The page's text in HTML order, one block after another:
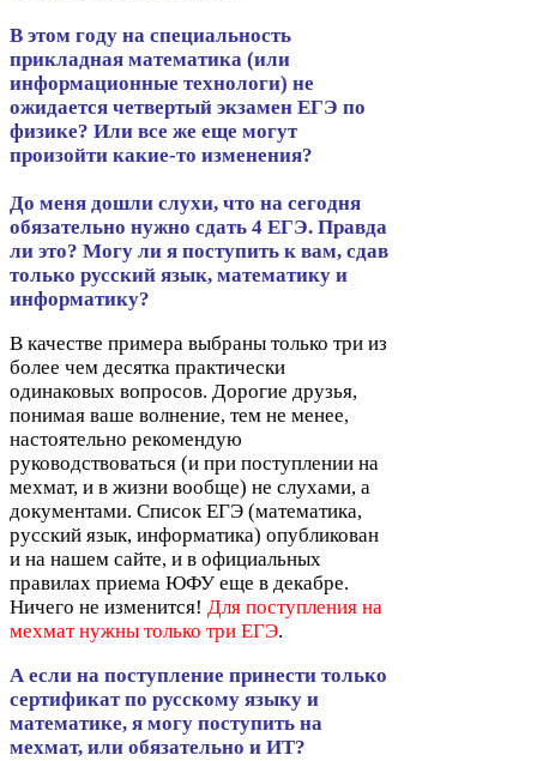
В этом году на специальность
прикладная математика (или
информационные технологи) не
ожидается четвертый экзамен ЕГЭ по
физике? Или все же еще могут
произойти какие-​то изменения?
До меня дошли слухи, что на сегодня
обязательно нужно сдать 4 ЕГЭ. Правда
ли это? Могу ли я поступить к вам, сдав
только русский язык, математику и
информатику?
В качестве примера выбраны только три из
более чем десятка практически
одинаковых вопросов. Дорогие друзья,
понимая ваше волнение, тем не менее,
настоятельно рекомендую
руководствоваться (и при поступлении на
мехмат, и в жизни вообще) не слухами, а
документами. СписокЕГЭ (математика,
русский язык, информатика) опубликован
и на нашем сайте, и в официальных
правилах приема ЮФУ еще в декабре.
Ничего не изменится! Для поступления на
мехмат нужны только три ЕГЭ.
А если на поступление принести только
сертификат по русскому языку и
математике, я могу поступить на
мехмат, или обязательно и ИТ?